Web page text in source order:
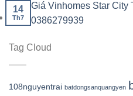
14
Th7
Giá Vinhomes Star City
0386279939
Tag Cloud
108nguyentrai batdongsanquangyen